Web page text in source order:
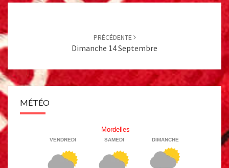
Post
PRÉCÉDENTE
Dimanche 14 Septembre
MÉTÉO